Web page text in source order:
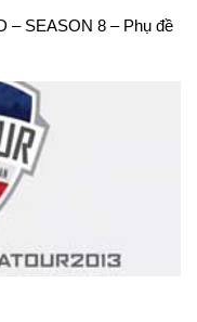
– SEASON 8 – Phụ đề